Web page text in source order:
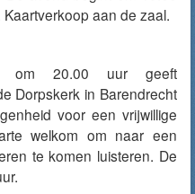
aan de zaal.
om 20.00 uur geeft
Dorpskerk in Barendrecht
voor een vrijwillige
welkom om naar een
te komen luisteren. De